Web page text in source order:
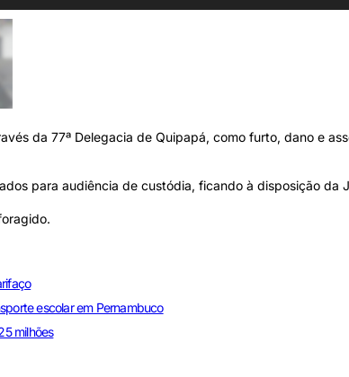
da 77ª Delegacia de Quipapá, como furto, dano e
para audiência de custódia, ficando à disposição da
escolar em Pernambuco
milhões